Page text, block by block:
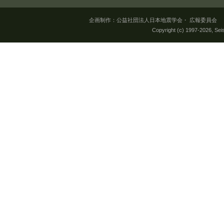
企画制作：公益社団法人日本地震学会・ 広報委員
Copyright (c) 1997-2026,